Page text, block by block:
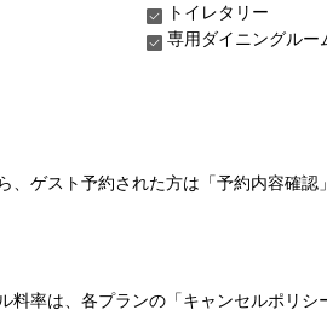
トイレタリー
専用ダイニングルー
ゲスト予約された方は「予約内容確認
率は、各プランの「キャンセルポリシ